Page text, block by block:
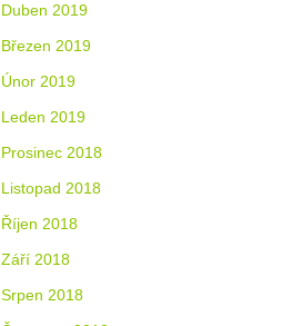
Duben 2019
Březen 2019
Únor 2019
Leden 2019
Prosinec 2018
Listopad 2018
Říjen 2018
Září 2018
Srpen 2018